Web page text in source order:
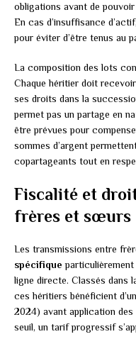
obligations avant de
En cas d’insuffisance
pour éviter d’être tenus au
La composition des lots
Chaque héritier doit
ses droits dans la
permet pas un partage en
être prévues pour
sommes d’argent
copartageants tout en
Fiscalité et
frères et sœurs
Les transmissions entre
spécifique
ligne directe. Classés dans
ces héritiers bénéficient
2024) avant application
seuil, un tarif progressif